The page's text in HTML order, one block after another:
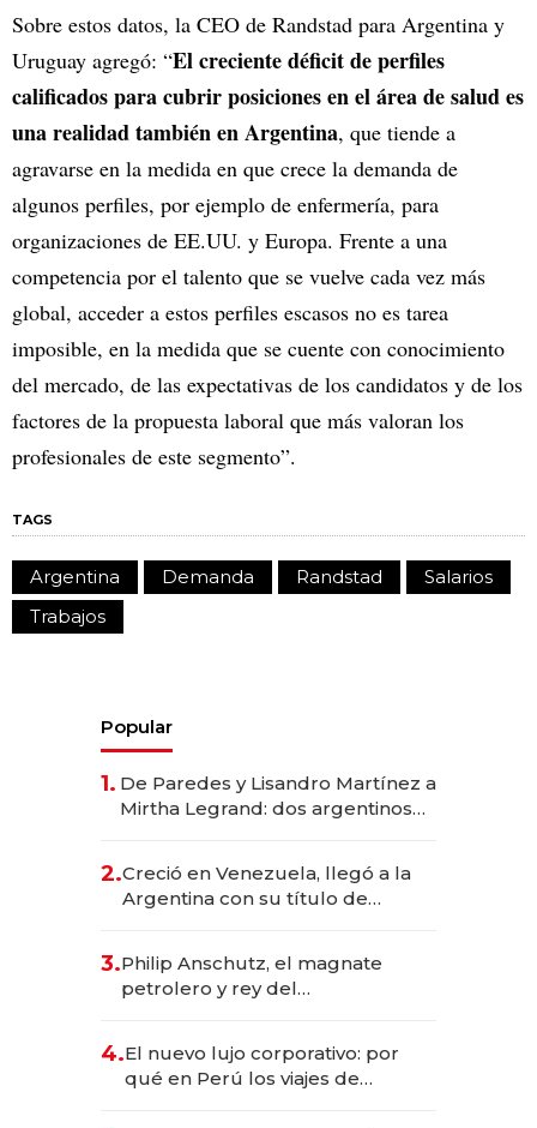
Sobre estos datos, la CEO de Randstad para Argentina y
Uruguay agregó: “El creciente déficit de perfiles
calificados para cubrir posiciones en el área de salud es
una realidad también en Argentina, que tiende a
agravarse en la medida en que crece la demanda de
algunos perfiles, por ejemplo de enfermería, para
organizaciones de EE.UU. y Europa. Frente a una
competencia por el talento que se vuelve cada vez más
global, acceder a estos perfiles escasos no es tarea
imposible, en la medida que se cuente con conocimiento
del mercado, de las expectativas de los candidatos y de los
factores de la propuesta laboral que más valoran los
profesionales de este segmento”.
TAGS
Argentina Demanda Randstad
Salarios
Trabajos
Popular
1. De Paredes y Lisandro Martínez a
Mirtha Legrand: dos argentinos
2.Creció en Venezuela, llegó a la
Argentina con su título de
las marcas "fast premium"
3.Philip Anschutz, el magnate
petrolero y rey del
Fénix
4.El nuevo lujo corporativo: por
qué en Perú los viajes de